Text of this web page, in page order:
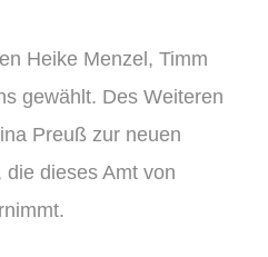
Heike Menzel, Timm
gewählt. Des Weiteren
Preuß zur neuen
dieses Amt von